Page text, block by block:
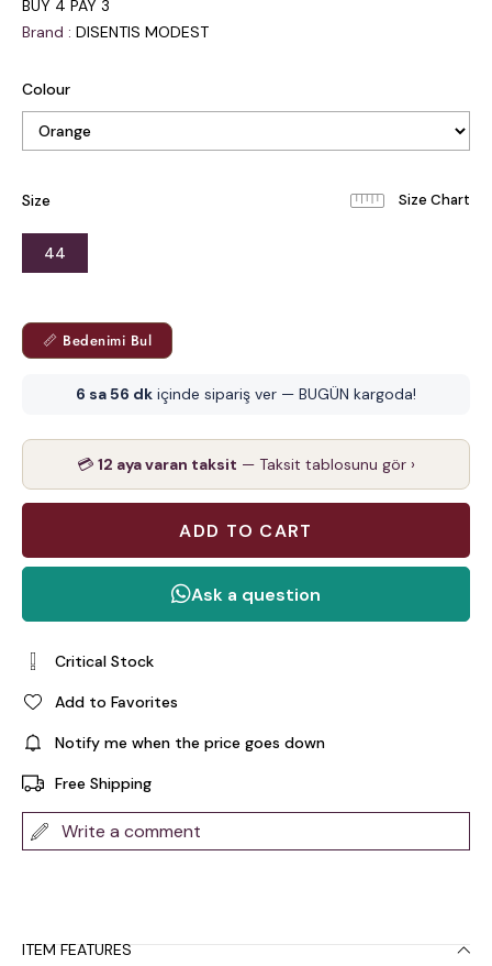
BUY 4 PAY 3
Brand : DISENTIS MODEST
Colour
Size
44
📏 Bedenimi Bul
6 sa 56 dk içinde sipariş ver — BUGÜN kargoda!
💳 12 aya varan taksit — Taksit tablosunu gör ›
Critical Stock
Add to Favorites
Notify me when the price goes down
Free Shipping
Write a comment
ITEM FEATURES